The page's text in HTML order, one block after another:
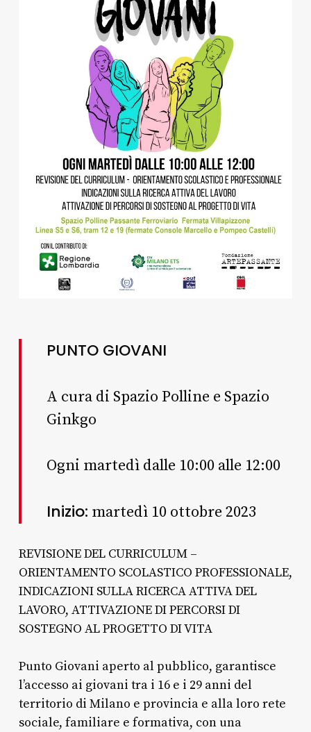
PUNTO GIOVANI
A cura di Spazio Polline e Spazio
Ginkgo
Ogni martedì dalle 10:00 alle 12:00
Inizio: martedì 10 ottobre 2023
REVISIONE DEL CURRICULUM –
ORIENTAMENTO SCOLASTICO PROFESSIONALE,
INDICAZIONI SULLA RICERCA ATTIVA DEL
LAVORO, ATTIVAZIONE DI PERCORSI DI
SOSTEGNO AL PROGETTO DI VITA
Punto Giovani aperto al pubblico, garantisce
l’accesso ai giovani tra i 16 e i 29 anni del
territorio di Milano e provincia e alla loro rete
sociale, familiare e formativa, con una